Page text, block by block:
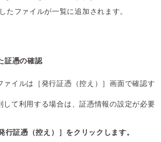
たファイルが一覧に追加されます。
証憑の確認
ァイルは［発行証憑（控え）］画面で確認す
して利用する場合は、証憑情報の設定が必要
行証憑（控え）］をクリックします。